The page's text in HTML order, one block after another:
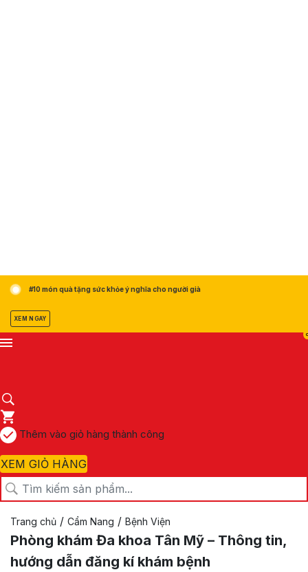
#10 món quà tặng sức khỏe ý nghĩa cho người già
XEM NGAY
0
Thêm vào giỏ hàng thành công
XEM GIỎ HÀNG
Trang chủ / Cẩm Nang / Bệnh Viện
Phòng khám Đa khoa Tân Mỹ – Thông tin,
hướng dẫn đăng kí khám bệnh